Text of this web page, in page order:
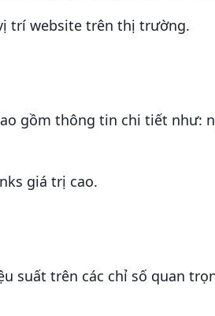
trí website trên thị trường.
gồm thông tin chi tiết như:
giá trị cao.
suất trên các chỉ số quan